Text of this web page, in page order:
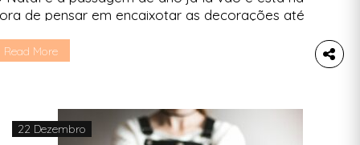
de pensar em encaixotar as decorações até
de embrulho — pode ter uma nova vida
Read More
22 Dezembro